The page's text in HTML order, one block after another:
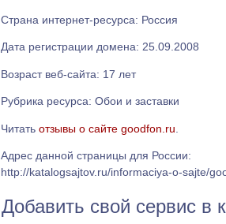
Страна интернет-ресурса: Россия
Дата регистрации домена: 25.09.2008
Возраст веб-сайта: 17 лет
Рубрика ресурса: Обои и заставки
Читать отзывы о сайте goodfon.ru
Адрес данной страницы для России:
http://katalogsajtov.ru/informaciya-o-sajte/
Добавить свой сервис в